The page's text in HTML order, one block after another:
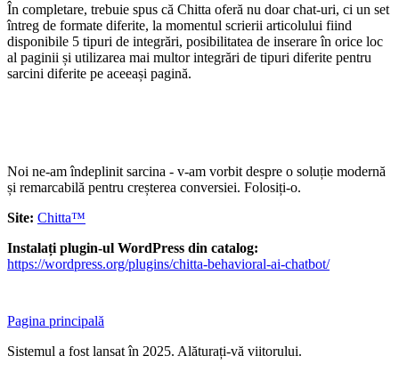
În completare, trebuie spus că Chitta oferă nu doar chat-uri, ci un set
întreg de formate diferite, la momentul scrierii articolului fiind
disponibile 5 tipuri de integrări, posibilitatea de inserare în orice loc
al paginii și utilizarea mai multor integrări de tipuri diferite pentru
sarcini diferite pe aceeași pagină.
Noi ne-am îndeplinit sarcina - v-am vorbit despre o soluție modernă
și remarcabilă pentru creșterea conversiei. Folosiți-o.
Site: Chitta™
Instalați plugin-ul WordPress din catalog:
https://wordpress.org/plugins/chitta-behavioral-ai-chatbot/
Pagina principală
Sistemul a fost lansat în 2025. Alăturați-vă viitorului.